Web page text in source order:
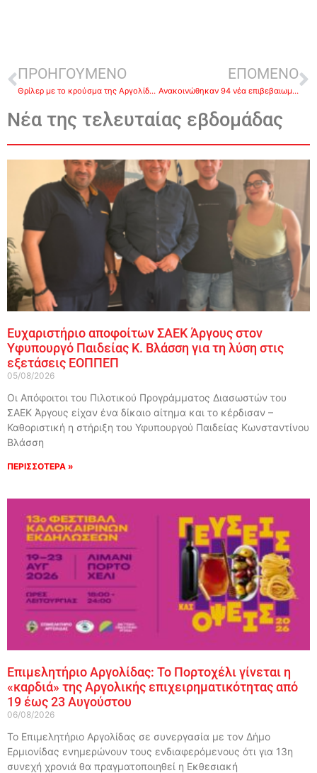
ΠΡΟΗΓΟΥΜΕΝΟ
Θρίλερ με το κρούσμα της Αργολίδας -Άγνοια από το Νοσοκομείο -72χρονη με καρκίνο πιθανό κρούσμα
ΕΠΟΜΕΝΟ
Ανακοινώθηκαν 94 νέα επιβεβαιωμένα κρούσματα κορονοϊού SARS-CoV-2 στη χώρα μας.
Νέα της τελευταίας εβδομάδας
Ευχαριστήριο αποφοίτων ΣΑΕΚ Άργους στον
Υφυπουργό Παιδείας Κ. Βλάσση για τη λύση στις
εξετάσεις ΕΟΠΠΕΠ
05/08/2026
Οι Απόφοιτοι του Πιλοτικού Προγράμματος Διασωστών του
ΣΑΕΚ Άργους είχαν ένα δίκαιο αίτημα και το κέρδισαν –
Καθοριστική η στήριξη του Υφυπουργού Παιδείας Κωνσταντίνου
Βλάσση
ΠΕΡΙΣΣΟΤΕΡΑ »
Επιμελητήριο Αργολίδας: Το Πορτοχέλι γίνεται η
«καρδιά» της Αργολικής επιχειρηματικότητας από
19 έως 23 Αυγούστου
06/08/2026
Το Επιμελητήριο Αργολίδας σε συνεργασία με τον Δήμο
Ερμιονίδας ενημερώνουν τους ενδιαφερόμενους ότι για 13η
συνεχή χρονιά θα πραγματοποιηθεί η Εκθεσιακή